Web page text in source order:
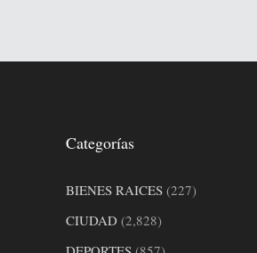
Categorías
BIENES RAICES(227)
CIUDAD(2,828)